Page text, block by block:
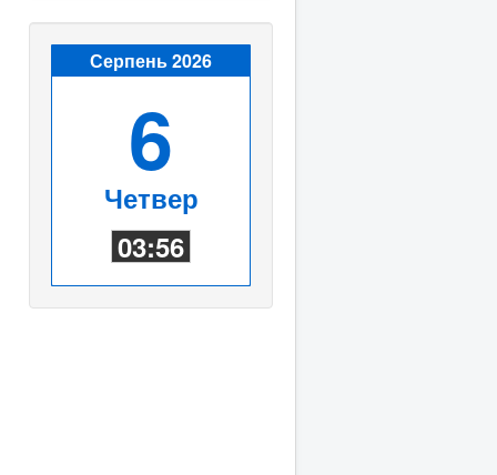
Серпень 2026
6
Четвер
03:56